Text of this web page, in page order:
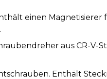
einen
aus CR-V-
Enthält